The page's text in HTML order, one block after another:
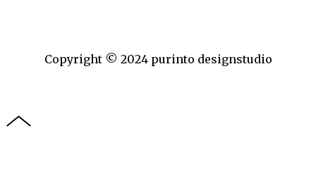
Copyright © 2024 purinto designstudio